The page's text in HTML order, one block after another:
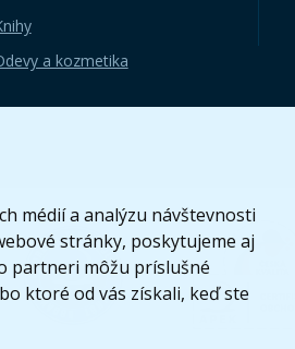
médií a analýzu návštevnosti
stránky, poskytujeme aj
partneri môžu príslušné
ktoré od vás získali, keď ste
a kozmetika